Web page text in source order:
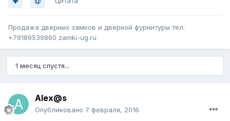
Продажа дверных замков и дверной фурнитуры тел.
+79189539860 zamki-ug.ru
1 месяц спустя...
Alex@s
Опубликовано 7 февраля, 2016